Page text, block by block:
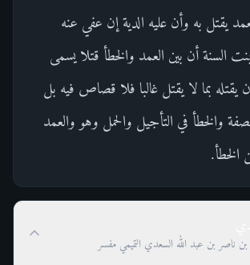
يقتل به وأن عليه الدية إن عفي عنه
السنة أن بين العمد والخطأ قتلا يسمى
يقتله بما لا يقتل غالبا فلا قصاص فيه بل
والخطأ في التأجيل والحمل وهو والعمد
الخطأ.
ناصر بن عبد الله السعدي التميمي مفسر